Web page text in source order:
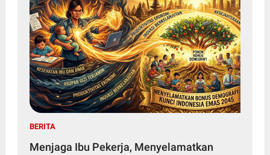
BERITA
Menjaga Ibu Pekerja, Menyelamatkan